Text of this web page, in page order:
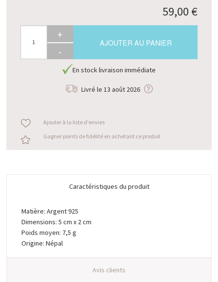
59,00 €
+
-
AJOUTER AU PANIER
En stock livraison immédiate
Livré le 13 août 2026
Ajouter à la liste d'envies
Gagner points de fidélité en achetant ce produit
Caractéristiques du produit
Matière: Argent 925
Dimensions: 5 cm x 2 cm
Poids moyen: 7,5 g
Origine: Népal
Avis clients